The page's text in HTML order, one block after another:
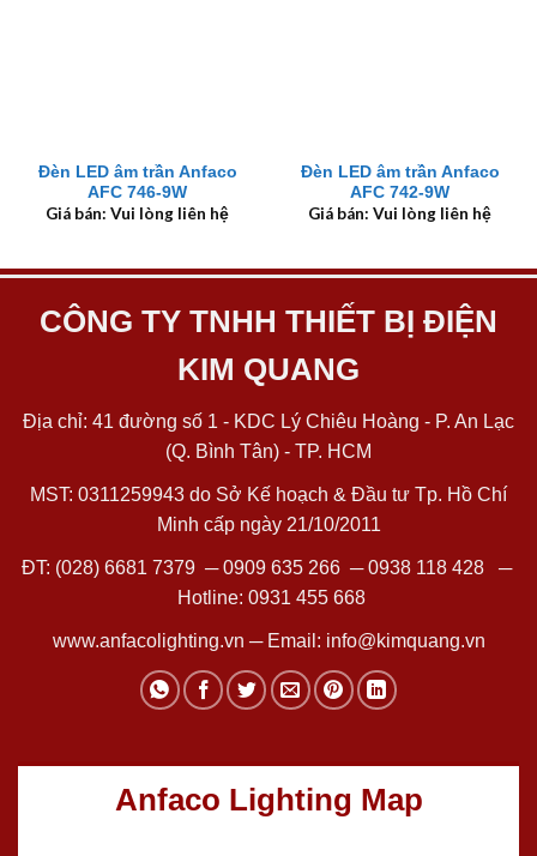
Đèn LED âm trần Anfaco
AFC 746-9W
Giá bán: Vui lòng liên hệ
Đèn LED âm trần Anfaco
AFC 742-9W
Giá bán: Vui lòng liên hệ
CÔNG TY TNHH THIẾT BỊ ĐIỆN
KIM QUANG
Địa chỉ: 41 đường số 1 - KDC Lý Chiêu Hoàng - P. An Lạc
(Q. Bình Tân) - TP. HCM
MST: 0311259943 do Sở Kế hoạch & Đầu tư Tp. Hồ Chí
Minh cấp ngày 21/10/2011
ĐT: (028) 6681 7379 ─0909 635 266─0938 118 428─
Hotline: 0931 455 668
www.anfacolighting.vn ─ Email: info@kimquang.vn
Anfaco Lighting Map